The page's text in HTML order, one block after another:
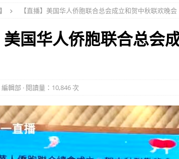
【直播】美国华人侨胞联合总会成立和贺中秋联欢晚会
美国华人侨胞联合总会
編輯部 · 閱讀量：10,846 次